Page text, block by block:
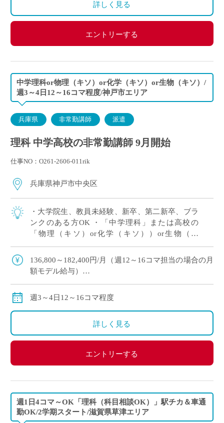
詳しく見る
エントリーする
中学理科or物理（キソ）or化学（キソ）or生物（キソ）/
週3～4日12～16コマ程度/神戸市エリア
兵庫県 非常勤講師 派遣
理科 中学高校の非常勤講師 9月開始
仕事NO：O261-2606-011rik
兵庫県神戸市中央区
・大学院生、教員未経験、新卒、第二新卒、ブラ
ンクのある方OK ・「中学理科」または高校の
「物理（キソ）or化学（キソ））or生物（キ
週3～4日12～16コマ程度の中で相談OK […]
136,800～182,400円/月（週12～16コマ担当の場合の月
額モデル給与）
※ご勤務スタート時期によって、初月の給与は日割計
週3～4日12～16コマ程度
詳しく見る
エントリーする
週1日4コマ～OK「理科（科目相談OK）」駅チカ＆車通
勤OK/2学期スタート/滋賀県草津エリア